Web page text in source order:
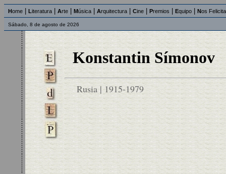
Home Literatura Arte Música Arquitectura Cine Premios Equipo Nos
Sábado, 8 de agosto de 2026
Konstantin Símonov
Rusia | 1915-1979